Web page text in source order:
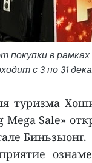
в рамках
с 3 по 31
туризма
Mega Sale»
Биньзыонг.